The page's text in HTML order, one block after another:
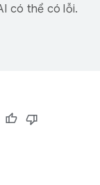
có thể có lỗi.